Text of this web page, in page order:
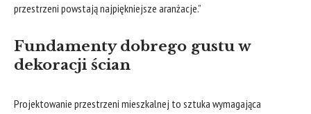
przestrzeni powstają najpiękniejsze aranżacje.”
Fundamenty dobrego gustu w
dekoracji ścian
Projektowanie przestrzeni mieszkalnej to sztuka wymagająca